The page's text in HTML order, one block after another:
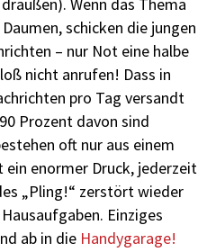
schicken die jungen
– nur Not eine halbe
nicht anrufen! Dass in
pro Tag versandt
Prozent davon sind
oft nur aus einem
enormer Druck, jederzeit
„Pling!“ zerstört wieder
Einziges
ab in die Handygarage!